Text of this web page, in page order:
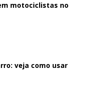
motociclistas no
veja como usar